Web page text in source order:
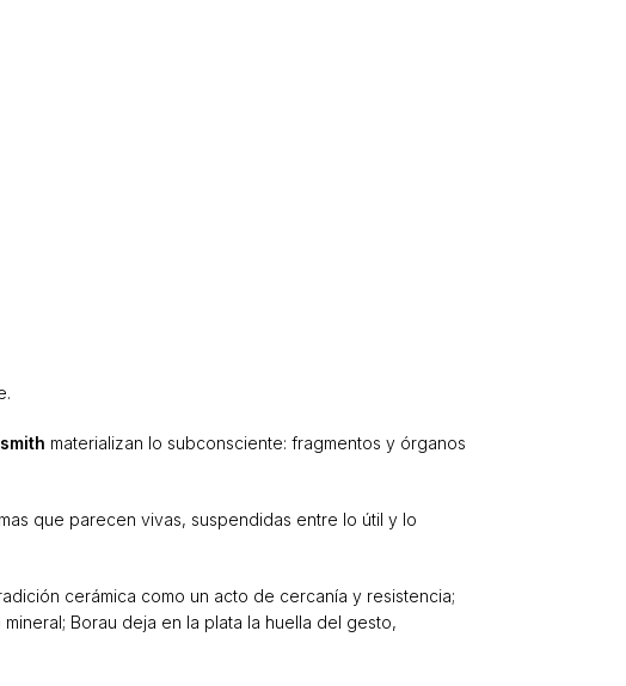
materializan lo subconsciente: fragmentos y órganos
que parecen vivas, suspendidas entre lo útil y lo
cerámica como un acto de cercanía y resistencia;
Borau deja en la plata la huella del gesto,